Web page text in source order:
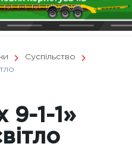
Суспільство
9-1-1»